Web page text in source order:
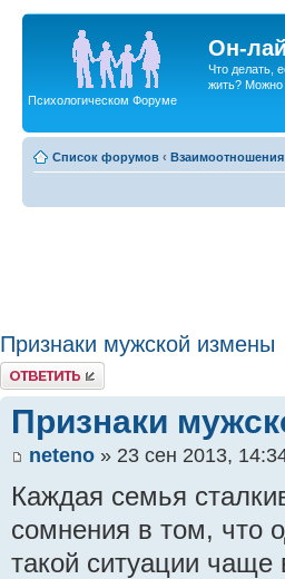
Он-
Что делать,
жить? Можно
Психологическом Форуме
Список форумов ‹
Признаки мужской измены
Ответить
Признаки
neteno » 23 сен 2013,
Каждая семья
сомнения в том, что
такой ситуации